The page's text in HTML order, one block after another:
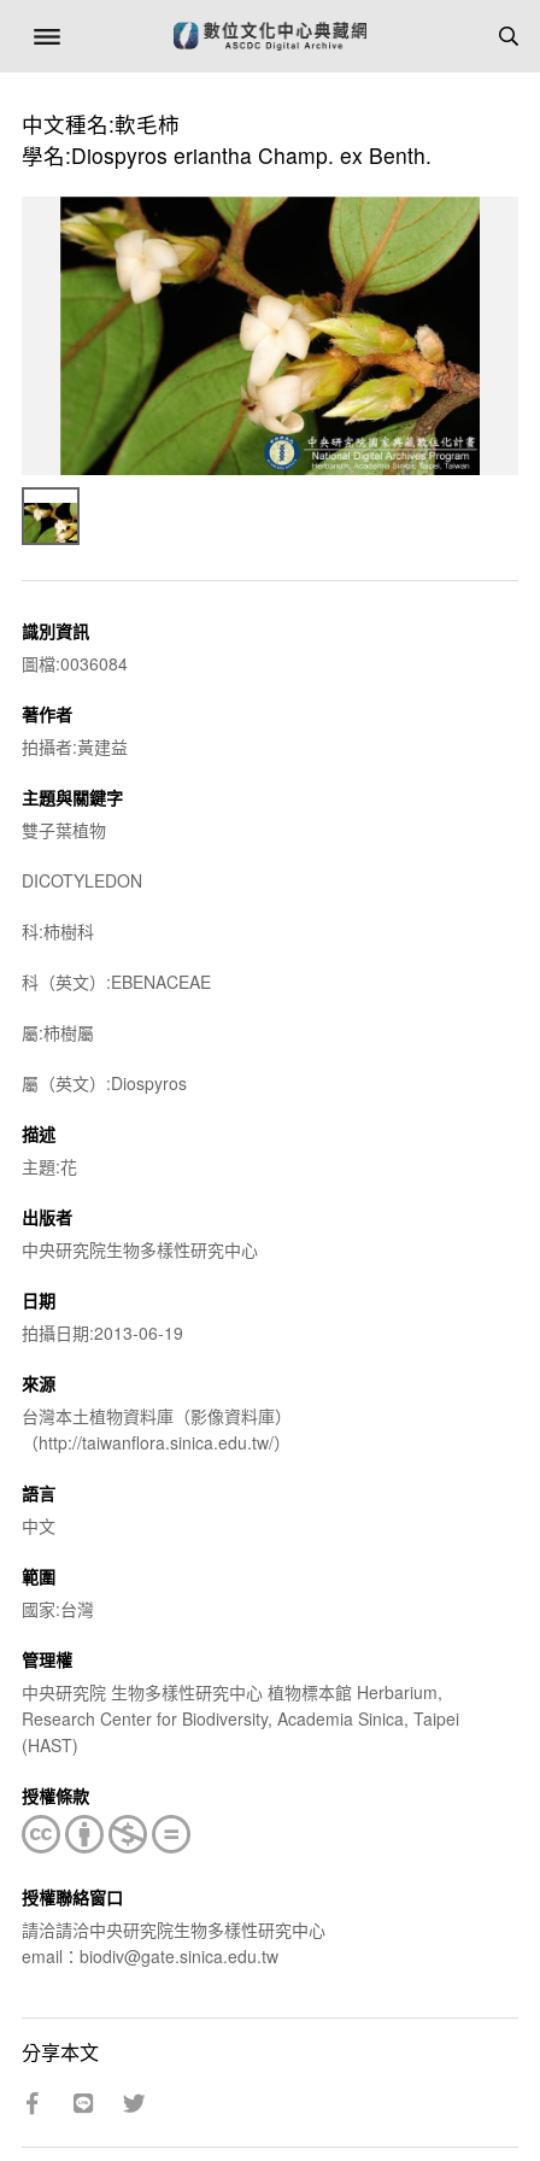
中文種名:軟毛柿
學名:Diospyros eriantha Champ. ex Benth.
識別資訊
圖檔:0036084
著作者
拍攝者:黃建益
主題與關鍵字
雙子葉植物
DICOTYLEDON
科:柿樹科
科（英文）:EBENACEAE
屬:柿樹屬
屬（英文）:Diospyros
描述
主題:花
出版者
中央研究院生物多樣性研究中心
日期
拍攝日期:2013-06-19
來源
台灣本土植物資料庫（影像資料庫）
（http://taiwanflora.sinica.edu.tw/）
語言
中文
範圍
國家:台灣
管理權
中央研究院 生物多樣性研究中心 植物標本館 Herbarium,
Research Center for Biodiversity, Academia Sinica, Taipei
(HAST)
授權條款
授權聯絡窗口
請洽請洽中央研究院生物多樣性研究中心
email：biodiv@gate.sinica.edu.tw
分享本文